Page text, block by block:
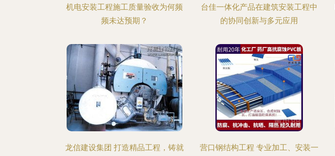
机电安装工程施工质量验收为何频
频未达预期？
台佳一体化产品在建筑安装工程中
的协同创新与多元应用
龙信建设集团 打造精品工程，铸就
营口钢结构工程 专业加工、安装一